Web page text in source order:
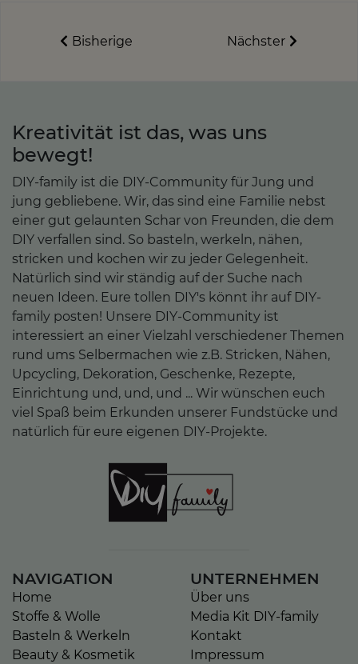
Bisherige Nächster
Kreativität ist das, was uns
bewegt!
DIY-family ist die DIY-Community für Jung und
jung gebliebene. Wir, das sind eine Familie nebst
einer gut gelaunten Schar von Freunden, die dem
DIY verfallen sind. So basteln, werkeln, nähen,
stricken und kochen wir zu jeder Gelegenheit.
Natürlich sind wir ständig auf der Suche nach
neuen Ideen. Eure tollen DIY's könnt ihr auf DIY-
family posten! Unsere DIY-Community ist
interessiert an einer Vielzahl verschiedener Themen
rund ums Selbermachen wie z.B. Stricken, Nähen,
Upcycling, Dekoration, Geschenke, Rezepte,
Einrichtung und, und, und ... Wir wünschen euch
viel Spaß beim Erkunden unserer Fundstücke und
natürlich für eure eigenen DIY-Projekte.
NAVIGATION
Home
Stoffe & Wolle
Basteln & Werkeln
Beauty & Kosmetik
UNTERNEHMEN
Über uns
Media Kit DIY-family
Kontakt
Impressum